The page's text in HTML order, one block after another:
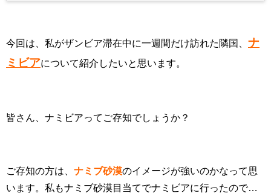
今回は、私がザンビア滞在中に一週間だけ訪れた隣国、 ナ
ミビアについて紹介したいと思います。
皆さん、ナミビアってご存知でしょうか？
ご存知の方は、 ナミブ砂漠のイメージが強いのかなって思
います。私もナミブ砂漠目当てでナミビアに行ったので…